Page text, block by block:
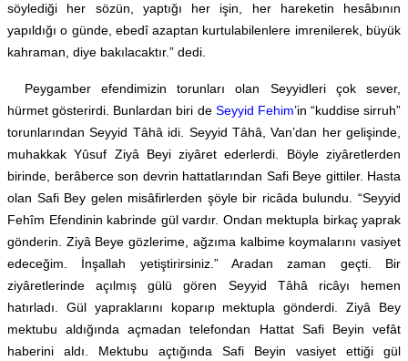
söylediği her sözün, yaptığı her işin, her hareketin hesâbının
yapıldığı o günde, ebedî azaptan kurtulabilenlere imrenilerek, büyük
kahraman, diye bakılacaktır.” dedi.
Peygamber efendimizin torunları olan Seyyidleri çok sever,
hürmet gösterirdi. Bunlardan biri de Seyyid Fehim’in “kuddise sirruh”
torunlarından Seyyid Tâhâ idi. Seyyid Tâhâ, Van’dan her gelişinde,
muhakkak Yûsuf Ziyâ Beyi ziyâret ederlerdi. Böyle ziyâretlerden
birinde, berâberce son devrin hattatlarından Safi Beye gittiler. Hasta
olan Safi Bey gelen misâfirlerden şöyle bir ricâda bulundu. “Seyyid
Fehîm Efendinin kabrinde gül vardır. Ondan mektupla birkaç yaprak
gönderin. Ziyâ Beye gözlerime, ağzıma kalbime koymalarını vasiyet
edeceğim. İnşallah yetiştirirsiniz.” Aradan zaman geçti. Bir
ziyâretlerinde açılmış gülü gören Seyyid Tâhâ ricâyı hemen
hatırladı. Gül yapraklarını koparıp mektupla gönderdi. Ziyâ Bey
mektubu aldığında açmadan telefondan Hattat Safi Beyin vefât
haberini aldı. Mektubu açtığında Safi Beyin vasiyet ettiği gül